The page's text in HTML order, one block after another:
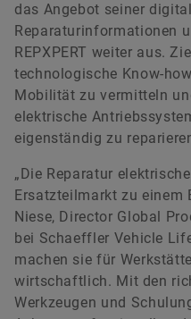
das Angebot seiner
Reparaturinformationen
REPXPERT weiter aus.
technologische Know-
Mobilität zu vermitteln
elektrische
eigenständig zu
„Die Reparatur
Ersatzteilmarkt zu einem
Niese, Director Global
bei Schaeffler Vehicle
machen sie für
wirtschaftlich. Mit den
Werkzeugen und